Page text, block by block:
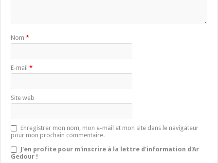
Nom*
E-mail*
Site web
Enregistrer mon nom, mon e-mail et mon site dans le navigateur
pour mon prochain commentaire.
J'en profite pour m'inscrire à la lettre d'information d'Ar
Gedour !